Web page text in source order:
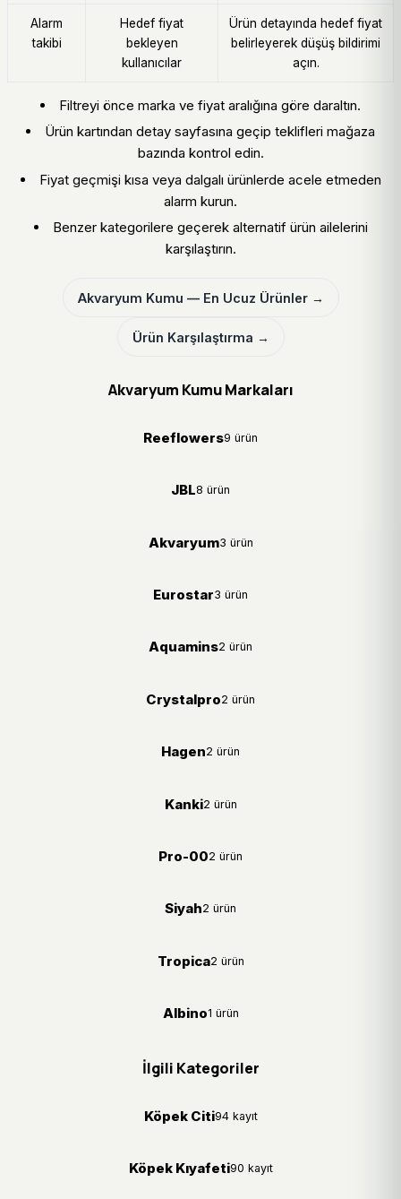
Alarm
takibi
Hedef fiyat
bekleyen
kullanıcılar
Ürün detayında hedef fiyat
belirleyerek düşüş bildirimi
açın.
Filtreyi önce marka ve fiyat aralığına göre daraltın.
Ürün kartından detay sayfasına geçip teklifleri mağaza
bazında kontrol edin.
Fiyat geçmişi kısa veya dalgalı ürünlerde acele etmeden
alarm kurun.
Benzer kategorilere geçerek alternatif ürün ailelerini
karşılaştırın.
Akvaryum Kumu — En Ucuz Ürünler →
Ürün Karşılaştırma →
Akvaryum Kumu Markaları
Reeflowers9 ürün
JBL8 ürün
Akvaryum3 ürün
Eurostar3 ürün
Aquamins2 ürün
Crystalpro2 ürün
Hagen2 ürün
Kanki2 ürün
Pro-002 ürün
Siyah2 ürün
Tropica2 ürün
Albino1 ürün
İlgili Kategoriler
Köpek Citi94 kayıt
Köpek Kıyafeti90 kayıt